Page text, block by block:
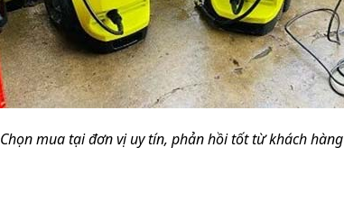
Chọn mua tại đơn vị uy tín, phản hồi tốt từ khách hàng